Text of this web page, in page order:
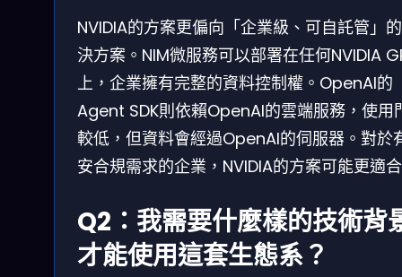
NVIDIA的方案更偏向「企業級、可自託管」
決方案。NIM微服務可以部署在任何NVIDIA
上，企業擁有完整的資料控制權。OpenAI的
Agent SDK則依賴OpenAI的雲端服務，使用
較低，但資料會經過OpenAI的伺服器。對於
安合規需求的企業，NVIDIA的方案可能更適
Q2：我需要什麼樣的技術背
才能使用這套生態系？